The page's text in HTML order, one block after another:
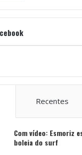
Recentes
Com vídeo: Esmoriz
boleia do surf